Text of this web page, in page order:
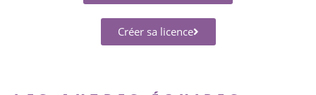
Créer sa licence